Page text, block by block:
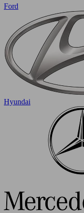
Ford
Hyundai